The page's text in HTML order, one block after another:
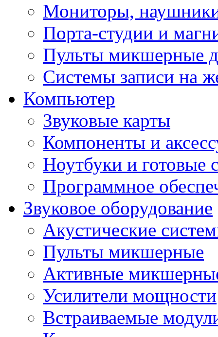
Мониторы,
Порта-студии и
Пульты микшерные
Системы записи на
Компьютер
Звуковые карты
Компоненты и
Ноутбуки и готовые
Программное
Звуковое оборудование
Акустические
Пульты микшерные
Активные
Усилители мощности
Встраиваемые